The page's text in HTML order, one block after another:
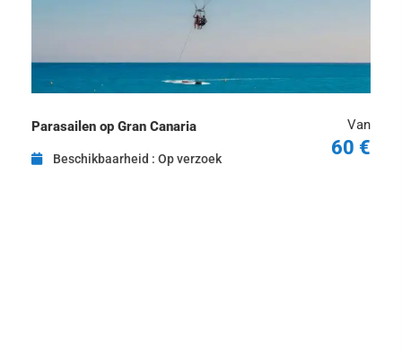
Parasailen op Gran Canaria Van
60 €
Beschikbaarheid : Op verzoek